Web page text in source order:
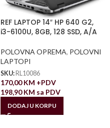
REF LAPTOP 14″ HP 640 G2,
i3-6100U, 8GB, 128 SSD, A/A
POLOVNA OPREMA, POLOVNI
LAPTOPI
SKU: RL10086
170,00KM +PDV
198,90KM sa PDV
DODAJ U KORPU